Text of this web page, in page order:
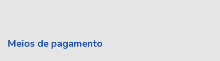
Meios de pagamento